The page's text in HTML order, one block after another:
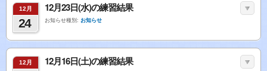
12月
24
12月23日(水)の練習結果
お知らせ種別: お知らせ
12月 12月16日(土)の練習結果